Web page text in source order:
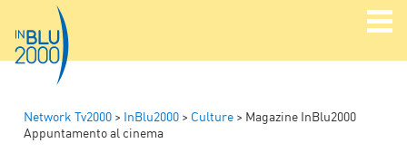
Network Tv2000 > InBlu2000 > Culture > Magazine InBlu2000
Appuntamento al cinema